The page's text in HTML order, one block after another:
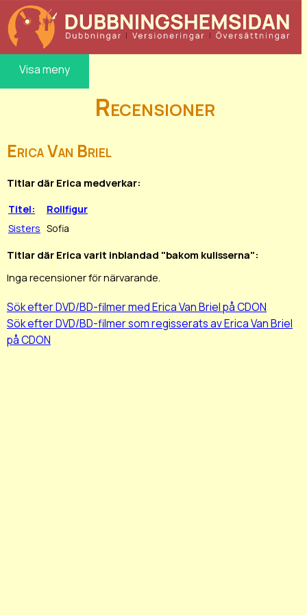
Visa meny
Recensioner
Erica Van Briel
Titlar där Erica medverkar:
Titel:
Rollfigur
Sisters Sofia
Titlar där Erica varit inblandad "bakom kulisserna":
Inga recensioner för närvarande.
Sök efter DVD/BD-filmer med Erica Van Briel på CDON
Sök efter DVD/BD-filmer som regisserats av Erica Van Briel
på CDON